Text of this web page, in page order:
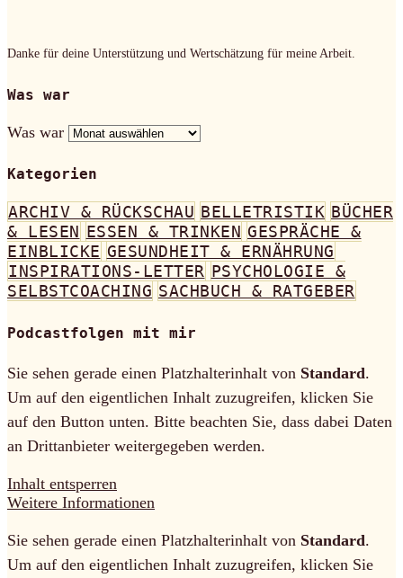
Danke für deine Unterstützung und Wertschätzung für meine Arbeit.
Was war
Was war
Kategorien
ARCHIV & RÜCKSCHAU BELLETRISTIK BÜCHER
& LESEN ESSEN & TRINKEN GESPRÄCHE &
EINBLICKE GESUNDHEIT & ERNÄHRUNG
INSPIRATIONS-LETTER PSYCHOLOGIE &
SELBSTCOACHING SACHBUCH & RATGEBER
Podcastfolgen mit mir
Sie sehen gerade einen Platzhalterinhalt von Standard.
Um auf den eigentlichen Inhalt zuzugreifen, klicken Sie
auf den Button unten. Bitte beachten Sie, dass dabei Daten
an Drittanbieter weitergegeben werden.
Inhalt entsperren
Weitere Informationen
Sie sehen gerade einen Platzhalterinhalt von Standard.
Um auf den eigentlichen Inhalt zuzugreifen, klicken Sie